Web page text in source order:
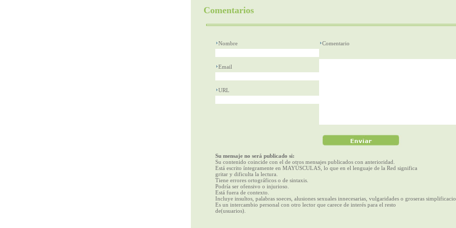
Comentarios
Nombre
Email
URL
Comentario
Su mensaje no será publicado si:
Su contenido coincide con el de otros mensajes publicados con anterioridad.
Está escrito íntegramente en MAYÚSCULAS, lo que en el lenguaje de la Red significa
gritar y dificulta la lectura.
Tiene errores ortográficos o de sintaxis.
Podría ser ofensivo o injurioso.
Está fuera de contexto.
Incluye insultos, palabras soeces, alusiones sexuales innecesarias, vulgaridades o groseras
Es un intercambio personal con otro lector que carece de interés para el resto
de(usuarios).